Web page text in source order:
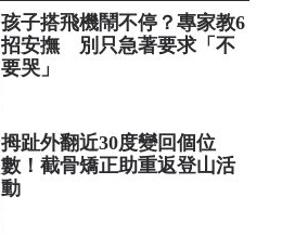
孩子搭飛機鬧不停？專家教6
招安撫 別只急著要求「不
要哭」
拇趾外翻近30度變回個位
數！截骨矯正助重返登山活
動